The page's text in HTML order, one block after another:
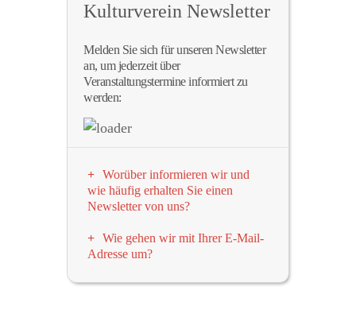
Kulturverein Newsletter
Melden Sie sich für unseren Newsletter
an, um jederzeit über
Veranstaltungstermine informiert zu
werden:
Worüber informieren wir und
wie häufig erhalten Sie einen
Newsletter von uns?
Wir informieren in regelmässigen
Abständen – etwa 1-2x pro Monat –
Veranstaltungen und Termine des
Wie gehen wir mit Ihrer E-Mail-
Adresse um?